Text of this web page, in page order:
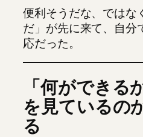
便利そうだな、ではな
だ」が先に来て、自分
応だった。
「何ができる
を見ているの
る